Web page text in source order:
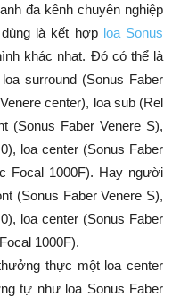
đa kênh chuyên nghiệp
là kết hợp loa Sonus
khác nhat. Đó có thể là
surround (Sonus Faber
center), loa sub (Rel
(Sonus Faber Venere S),
loa center (Sonus Faber
Focal 1000F). Hay người
(Sonus Faber Venere S),
loa center (Sonus Faber
1000F).
thực một loa center
tự như loa Sonus Faber